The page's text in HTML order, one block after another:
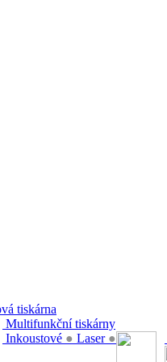
tiskárna
Multifunkční tiskárny
Inkoustové ● Laser ●